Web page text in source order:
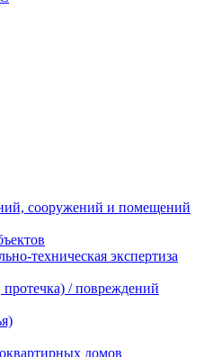
сооружений и помещений
техническая экспертиза
протечка) / повреждений
домов